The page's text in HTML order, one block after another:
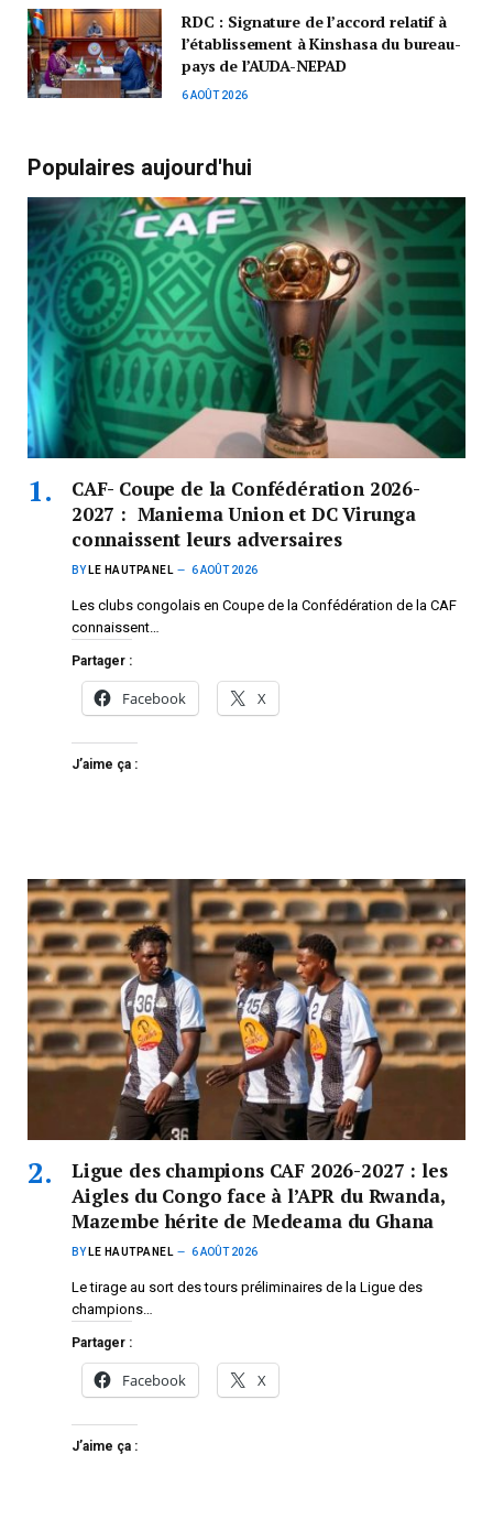
RDC : Signature de l’accord relatif à
l’établissement à Kinshasa du bureau-
pays de l’AUDA-NEPAD
6 AOÛT 2026
Populaires aujourd'hui
CAF- Coupe de la Confédération 2026-
2027 : Maniema Union et DC Virunga
connaissent leurs adversaires
BY LE HAUTPANEL 6 AOÛT 2026
Les clubs congolais en Coupe de la Confédération de la CAF
connaissent…
Partager :
Facebook X
J’aime ça :
Ligue des champions CAF 2026-2027 : les
Aigles du Congo face à l’APR du Rwanda,
Mazembe hérite de Medeama du Ghana
BY LE HAUTPANEL 6 AOÛT 2026
Le tirage au sort des tours préliminaires de la Ligue des
champions…
Partager :
Facebook X
J’aime ça :